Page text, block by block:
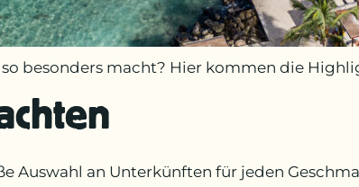
besonders macht? Hier kommen die
Auswahl an Unterkünften für jeden